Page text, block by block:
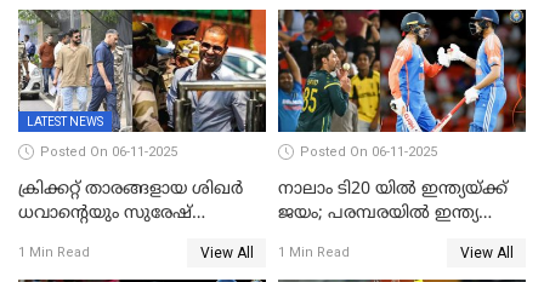
LATEST NEWS
Posted On 06-11-2025
ക്രിക്കറ്റ് താരങ്ങളായ ശിഖർ
ധവാന്‍റെയും സുരേഷ്
കണ്ടുകെട്ടി
1 Min Read View All
Posted On 06-11-2025
നാലാം ടി20 യില്‍ ഇന്ത്യയ്ക്ക്
ജയം; പരമ്പരയിൽ ഇന്ത്യ
1 Min Read View All